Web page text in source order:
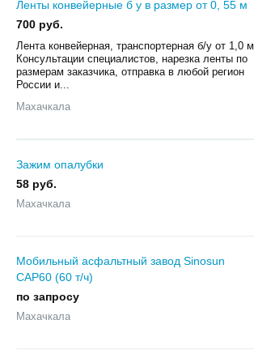
Ленты конвейерные б у в размер от 0, 55 м
700 руб.
Лента конвейерная, транспортерная б/у от 1,0 м
Консультации специалистов, нарезка ленты по
размерам заказчика, отправка в любой регион
России и...
Махачкала
Зажим опалубки
58 руб.
Махачкала
Мобильный асфальтный завод Sinosun
CAP60 (60 т/ч)
по запросу
Махачкала